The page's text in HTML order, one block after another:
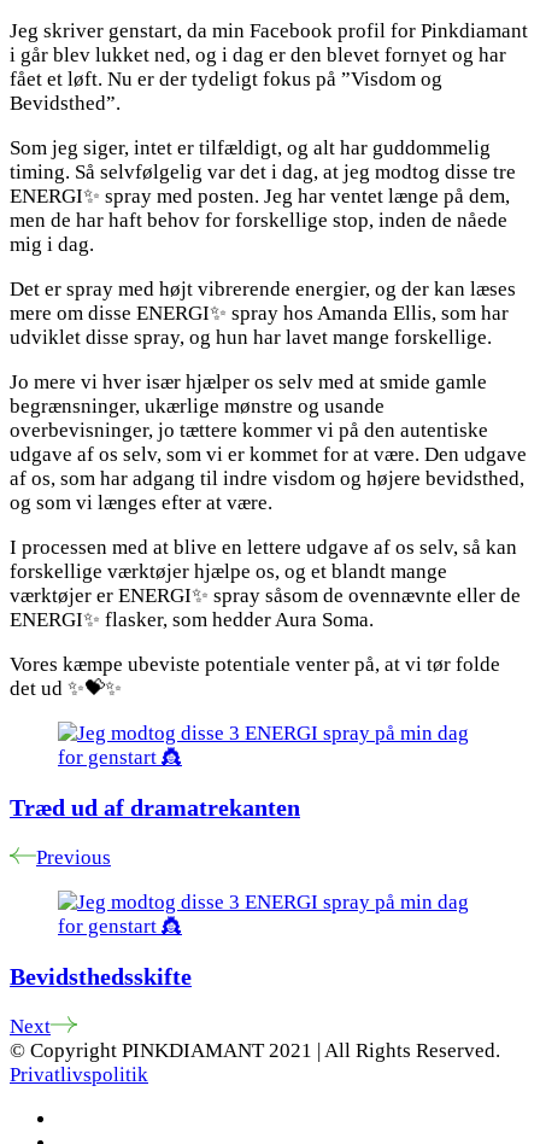
modtog
disse
3
på
min
dag
for
Jeg skriver genstart, da min Facebook profil for Pinkdiamant
i går blev lukket ned, og i dag er den blevet fornyet og har
fået et løft. Nu er der tydeligt fokus på ”Visdom og
Bevidsthed”.
Som jeg siger, intet er tilfældigt, og alt har guddommelig
timing. Så selvfølgelig var det i dag, at jeg modtog disse tre
ENERGI✨ spray med posten. Jeg har ventet længe på dem,
men de har haft behov for forskellige stop, inden de nåede
mig i dag.
Det er spray med højt vibrerende energier, og der kan læses
mere om disse ENERGI✨ spray hos Amanda Ellis, som har
udviklet disse spray, og hun har lavet mange forskellige.
Jo mere vi hver især hjælper os selv med at smide gamle
begrænsninger, ukærlige mønstre og usande
overbevisninger, jo tættere kommer vi på den autentiske
udgave af os selv, som vi er kommet for at være. Den udgave
af os, som har adgang til indre visdom og højere bevidsthed,
og som vi længes efter at være.
I processen med at blive en lettere udgave af os selv, så kan
forskellige værktøjer hjælpe os, og et blandt mange
værktøjer er ENERGI✨ spray såsom de ovennævnte eller de
ENERGI✨ flasker, som hedder Aura Soma.
Vores kæmpe ubeviste potentiale venter på, at vi tør folde
det ud ✨💝✨
Post
Navigation
Træd ud af dramatrekanten
Previous
Bevidsthedsskifte
Next
© Copyright PINKDIAMANT 2021 | All Rights Reserved.
Privatlivspolitik